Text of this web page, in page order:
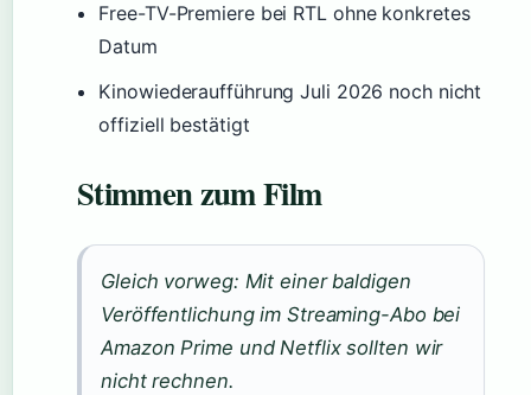
Free-TV-Premiere bei RTL ohne konkretes
Datum
Kinowiederaufführung Juli 2026 noch nicht
offiziell bestätigt
Stimmen zum Film
Gleich vorweg: Mit einer baldigen
Veröffentlichung im Streaming-Abo bei
Amazon Prime und Netflix sollten wir
nicht rechnen.